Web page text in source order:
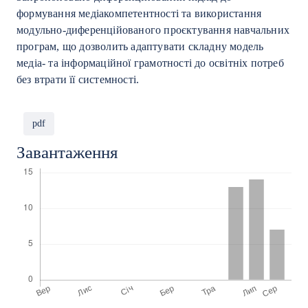
формування медіакомпетентності та використання
модульно-диференційованого проєктування навчальних
програм, що дозволить адаптувати складну модель
медіа- та інформаційної грамотності до освітніх потреб
без втрати її системності.
pdf
Завантаження